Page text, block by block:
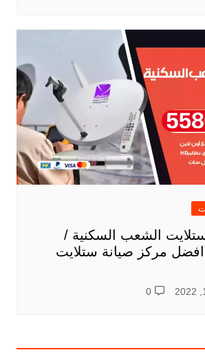
الشعب السكنية /
/ افضل مركز صيانة ستلايت
0